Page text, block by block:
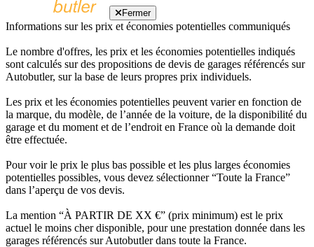
Fermer
Informations sur les prix et économies potentielles communiqués
Le nombre d'offres, les prix et les économies potentielles indiqués
sont calculés sur des propositions de devis de garages référencés sur
Autobutler, sur la base de leurs propres prix individuels.
Les prix et les économies potentielles peuvent varier en fonction de
la marque, du modèle, de l’année de la voiture, de la disponibilité du
garage et du moment et de l’endroit en France où la demande doit
être effectuée.
Pour voir le prix le plus bas possible et les plus larges économies
potentielles possibles, vous devez sélectionner “Toute la France”
dans l’aperçu de vos devis.
La mention “À PARTIR DE XX €” (prix minimum) est le prix
actuel le moins cher disponible, pour une prestation donnée dans les
garages référencés sur Autobutler dans toute la France.